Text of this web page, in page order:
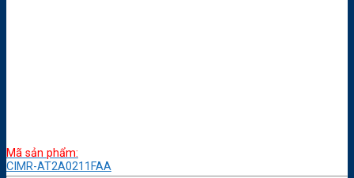
Mã sản phẩm:
CIMR-AT2A0211FAA